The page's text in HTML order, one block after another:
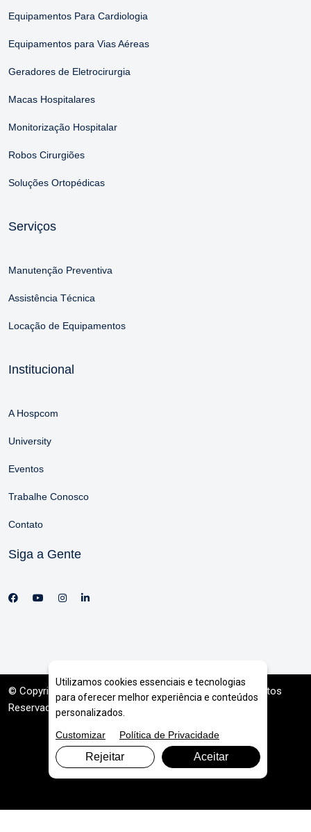
Equipamentos Para Cardiologia
Equipamentos para Vias Aéreas
Geradores de Eletrocirurgia
Macas Hospitalares
Monitorização Hospitalar
Robos Cirurgiões
Soluções Ortopédicas
Serviços
Manutenção Preventiva
Assistência Técnica
Locação de Equipamentos
Institucional
A Hospcom
University
Eventos
Trabalhe Conosco
Contato
Siga a Gente
© Copyright 2026. DIVIA Marketing Digital . Todos os Direitos
Reservados
Utilizamos cookies essenciais e tecnologias
para oferecer melhor experiência e conteúdos
personalizados.
Customizar
Política de Privacidade
Rejeitar Aceitar